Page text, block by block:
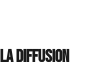
la diffusion